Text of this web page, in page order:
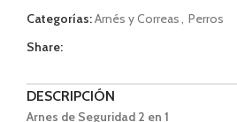
Categorías:Arnés y Correas, Perros
Share:
DESCRIPCIÓN
Arnes de Seguridad 2 en 1